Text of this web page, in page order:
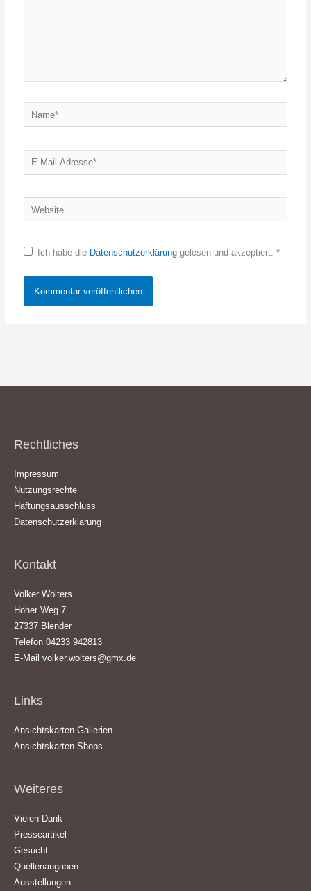
Name*
E-
Mail-
Website
Ich habe die Datenschutzerklärunggelesen und akzeptiert. *
Rechtliches
Impressum
Nutzungsrechte
Haftungsausschluss
Datenschutzerklärung
Kontakt
Volker Wolters
Hoher Weg 7
27337 Blender
Telefon 04233 942813
E-Mail volker.wolters@gmx.de
Links
Ansichtskarten-Gallerien
Ansichtskarten-Shops
Weiteres
Vielen Dank
Presseartikel
Gesucht…
Quellenangaben
Ausstellungen